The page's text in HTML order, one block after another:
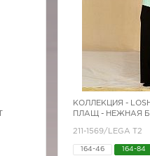
КОЛЛЕКЦИЯ -
ПЛАЩ - НЕЖНАЯ
211-1569/LEGA T2
164-46 164-84